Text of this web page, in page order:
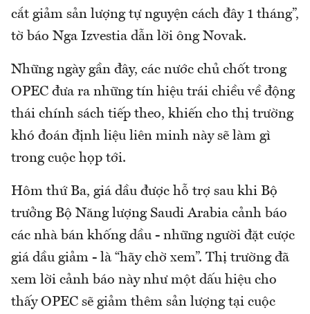
cắt giảm sản lượng tự nguyện cách đây 1 tháng”,
tờ báo Nga Izvestia dẫn lời ông Novak.
Những ngày gần đây, các nước chủ chốt trong
OPEC đưa ra những tín hiệu trái chiều về động
thái chính sách tiếp theo, khiến cho thị trường
khó đoán định liệu liên minh này sẽ làm gì
trong cuộc họp tới.
Hôm thứ Ba, giá dầu được hỗ trợ sau khi Bộ
trưởng Bộ Năng lượng Saudi Arabia cảnh báo
các nhà bán khống dầu - những người đặt cược
giá dầu giảm - là “hãy chờ xem”. Thị trường đã
xem lời cảnh báo này như một dấu hiệu cho
thấy OPEC sẽ giảm thêm sản lượng tại cuộc